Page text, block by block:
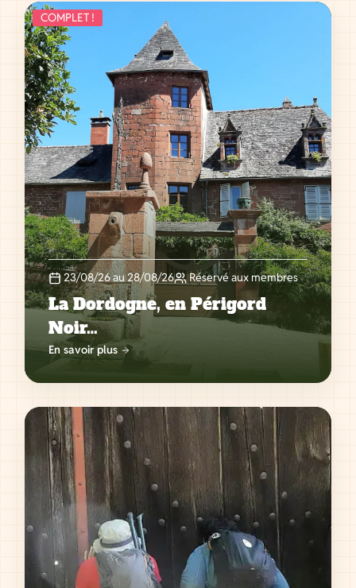
COMPLET !
23/08/26 au 28/08/26 Réservé aux membres
La Dordogne, en Périgord
Noir…
En savoir plus